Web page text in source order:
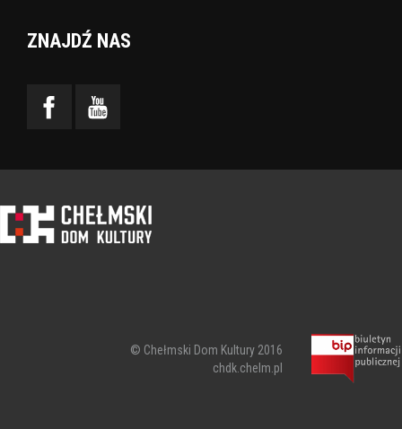
ZNAJDŹ NAS
© Chełmski Dom Kultury 2016
chdk.chelm.pl